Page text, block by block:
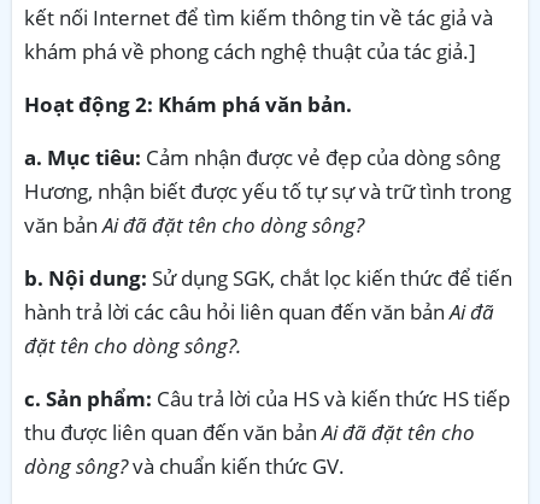
kết nối Internet để tìm kiếm thông tin về tác giả và
khám phá về phong cách nghệ thuật của tác giả.]
Hoạt động 2: Khám phá văn bản.
a. Mục tiêu: Cảm nhận được vẻ đẹp của dòng sông
Hương, nhận biết được yếu tố tự sự và trữ tình trong
văn bảnAi đã đặt tên cho dòng sông?
b. Nội dung: Sử dụng SGK, chắt lọc kiến thức để tiến
hành trả lời các câu hỏi liên quan đến văn bảnAi đã
đặt tên cho dòng sông?.
c. Sản phẩm: Câu trả lời của HS và kiến thức HS tiếp
thu được liên quan đến văn bảnAi đã đặt tên cho
dòng sông?và chuẩn kiến thức GV.